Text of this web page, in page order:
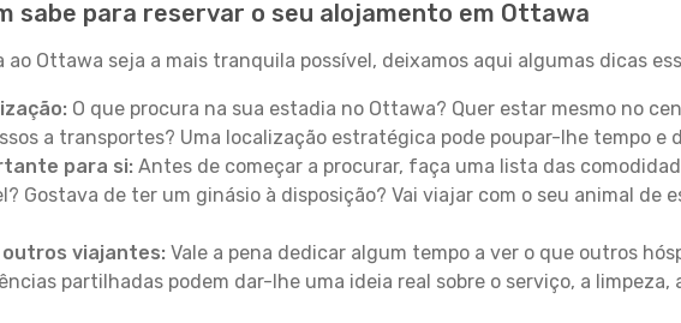
sabe para reservar o seu alojamento em Ottawa
ao Ottawa seja a mais tranquila possível, deixamos aqui algumas dicas
O que procura na sua estadia no Ottawa? Quer estar mesmo no
a transportes? Uma localização estratégica pode poupar-lhe tempo e
para si: Antes de começar a procurar, faça uma lista das
Gostava de ter um ginásio à disposição? Vai viajar com o seu animal de
outros viajantes: Vale a pena dedicar algum tempo a ver o que outros
partilhadas podem dar-lhe uma ideia real sobre o serviço, a